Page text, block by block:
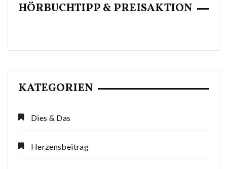
HÖRBUCHTIPP & PREISAKTION
KATEGORIEN
Dies & Das
Herzensbeitrag